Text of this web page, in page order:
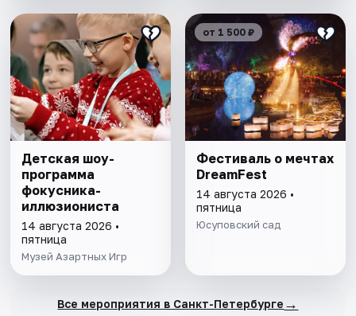
Детская шоу-
программа
фокусника-
иллюзиониста
14 августа 2026 •
пятница
Музей Азартных Игр
от 1 500 ₽
Фестиваль о мечтах
DreamFest
14 августа 2026 •
пятница
Юсуповский сад
Все мероприятия в Санкт-Петербурге →